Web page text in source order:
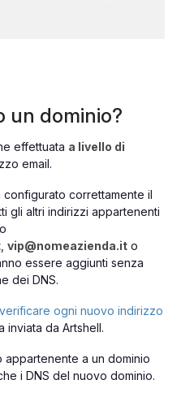
un dominio?
effettuata a livello di
email.
correttamente il
gli altri indirizzi appartenenti
vip@nomeazienda.it o
essere aggiunti senza
dei DNS.
verificare ogni nuovo indirizzo
inviata da Artshell.
a un dominio
i DNS del nuovo dominio.